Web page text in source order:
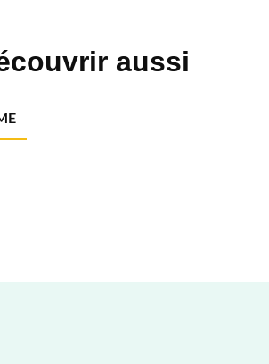
aussi